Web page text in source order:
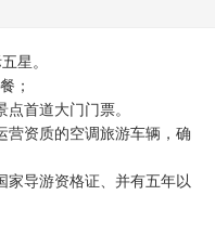
星。
；
首道大门门票。
营资质的空调旅游车辆，确
家导游资格证、并有五年以